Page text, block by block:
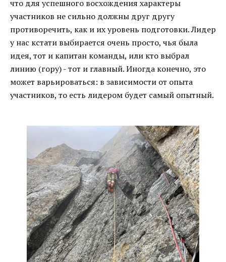
что для успешного восхождения характеры
участников не сильно должны друг другу
противоречить, как и их уровень подготовки. Лидер
у нас кстати выбирается очень просто, чья была
идея, тот и капитан команды, или кто выбрал
линию (гору) - тот и главный. Иногда конечно, это
может варьироваться: в зависимости от опыта
участников, то есть лидером будет самый опытный.